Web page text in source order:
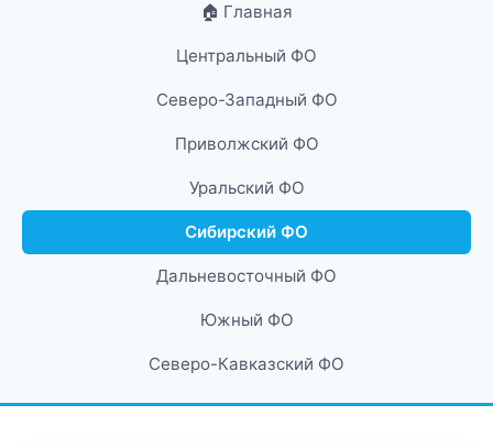
🏠 Главная
Центральный ФО
Северо-Западный ФО
Приволжский ФО
Уральский ФО
Сибирский ФО
Дальневосточный ФО
Южный ФО
Северо-Кавказский ФО